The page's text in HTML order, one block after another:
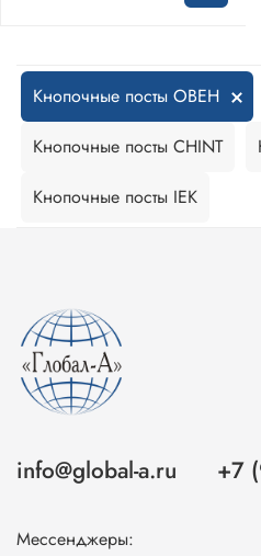
Кнопочные посты ОВЕН
Кнопочные посты CHINT
Кнопочные посты IEK
info@global-a.ru +7
Мессенджеры: